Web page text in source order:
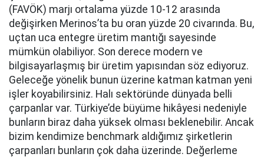
(FAVÖK) marjı ortalama yüzde 10-12 arasında
değişirken Merinos’ta bu oran yüzde 20 civarında. Bu,
uçtan uca entegre üretim mantığı sayesinde
mümkün olabiliyor. Son derece modern ve
bilgisayarlaşmış bir üretim yapısından söz ediyoruz.
Geleceğe yönelik bunun üzerine katman katman yeni
işler koyabilirsiniz. Halı sektöründe dünyada belli
çarpanlar var. Türkiye’de büyüme hikâyesi nedeniyle
bunların biraz daha yüksek olması beklenebilir. Ancak
bizim kendimize benchmark aldığımız şirketlerin
çarpanları bunların çok daha üzerinde. Değerleme